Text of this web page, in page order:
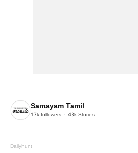
Samayam Tamil
17k followers 43k Stories
Dailyhunt